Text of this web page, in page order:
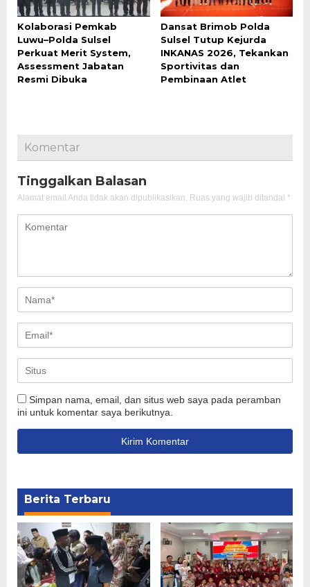
Kolaborasi Pemkab
Luwu–Polda Sulsel
Perkuat Merit System,
Assessment Jabatan
Resmi Dibuka
Dansat Brimob Polda
Sulsel Tutup Kejurda
INKANAS 2026, Tekankan
Sportivitas dan
Pembinaan Atlet
Komentar
Tinggalkan Balasan
Alamat email Anda tidak akan dipublikasikan. Ruas yang wajib ditandai *
Simpan nama, email, dan situs web saya pada peramban
ini untuk komentar saya berikutnya.
Berita Terbaru